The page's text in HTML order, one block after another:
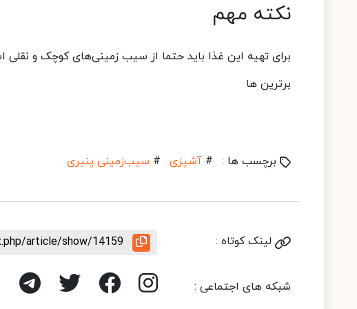
نکته مهم
برای تهیه این غذا باید حتما از سیب زمینی‌های کوچک و نقلی
برترین ها
برچسب ها : # آشپزی # سیب‌زمینی پنیری
لینک کوتاه : article/show/14159
شبکه های اجتماعی :